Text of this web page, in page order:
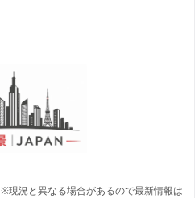
※現況と異なる場合があるので最新情報は